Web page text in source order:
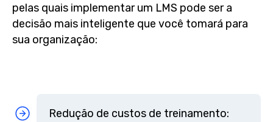
pelas quais implementar um LMS pode ser a
decisão mais inteligente que você tomará para
sua organização:
Redução de custos de treinamento: